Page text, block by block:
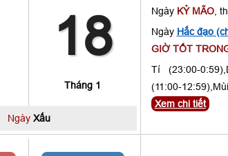
18
Tháng 1
Ngày Xấu
Ngày KỶ MÃO,
Ngày Hắc đạo
GIỜ TỐT
Tí (23:00-
(11:00-
Xem chi tiết